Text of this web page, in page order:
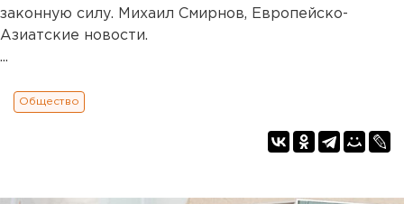
законную силу. Михаил Смирнов, Европейско-
Азиатские новости.
...
Общество